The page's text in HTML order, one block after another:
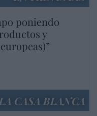
poniendo
y
LA CASA BLANCA